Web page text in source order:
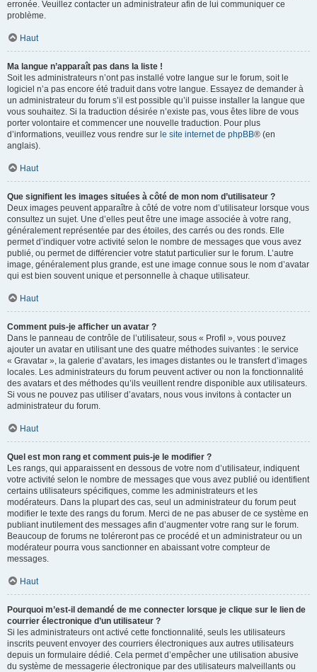
erronée. Veuillez contacter un administrateur afin de lui communiquer ce
problème.
Haut
Ma langue n’apparaît pas dans la liste !
Soit les administrateurs n’ont pas installé votre langue sur le forum, soit le
logiciel n’a pas encore été traduit dans votre langue. Essayez de demander à
un administrateur du forum s’il est possible qu’il puisse installer la langue que
vous souhaitez. Si la traduction désirée n’existe pas, vous êtes libre de vous
porter volontaire et commencer une nouvelle traduction. Pour plus
d’informations, veuillez vous rendre sur le site internet de phpBB® (en
anglais).
Haut
Que signifient les images situées à côté de mon nom d’utilisateur ?
Deux images peuvent apparaître à côté de votre nom d’utilisateur lorsque vous
consultez un sujet. Une d’elles peut être une image associée à votre rang,
généralement représentée par des étoiles, des carrés ou des ronds. Elle
permet d’indiquer votre activité selon le nombre de messages que vous avez
publié, ou permet de différencier votre statut particulier sur le forum. L’autre
image, généralement plus grande, est une image connue sous le nom d’avatar
qui est bien souvent unique et personnelle à chaque utilisateur.
Haut
Comment puis-je afficher un avatar ?
Dans le panneau de contrôle de l’utilisateur, sous « Profil », vous pouvez
ajouter un avatar en utilisant une des quatre méthodes suivantes : le service
« Gravatar », la galerie d’avatars, les images distantes ou le transfert d’images
locales. Les administrateurs du forum peuvent activer ou non la fonctionnalité
des avatars et des méthodes qu’ils veuillent rendre disponible aux utilisateurs.
Si vous ne pouvez pas utiliser d’avatars, nous vous invitons à contacter un
administrateur du forum.
Haut
Quel est mon rang et comment puis-je le modifier ?
Les rangs, qui apparaissent en dessous de votre nom d’utilisateur, indiquent
votre activité selon le nombre de messages que vous avez publié ou identifient
certains utilisateurs spécifiques, comme les administrateurs et les
modérateurs. Dans la plupart des cas, seul un administrateur du forum peut
modifier le texte des rangs du forum. Merci de ne pas abuser de ce système en
publiant inutilement des messages afin d’augmenter votre rang sur le forum.
Beaucoup de forums ne toléreront pas ce procédé et un administrateur ou un
modérateur pourra vous sanctionner en abaissant votre compteur de
messages.
Haut
Pourquoi m’est-il demandé de me connecter lorsque je clique sur le lien de
courrier électronique d’un utilisateur ?
Si les administrateurs ont activé cette fonctionnalité, seuls les utilisateurs
inscrits peuvent envoyer des courriers électroniques aux autres utilisateurs
depuis un formulaire dédié. Cela permet d’empêcher une utilisation abusive
du système de messagerie électronique par des utilisateurs malveillants ou